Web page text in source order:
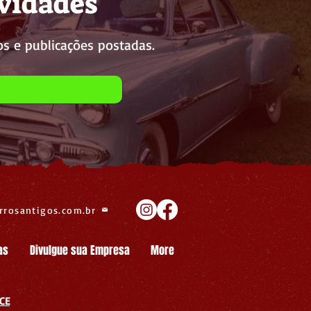
e publicações postadas.
Divulgue sua Empresa More